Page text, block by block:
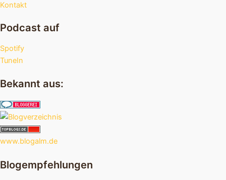
Kontakt
Podcast auf
Spotify
TuneIn
Bekannt aus:
www.blogalm.de
Blogempfehlungen